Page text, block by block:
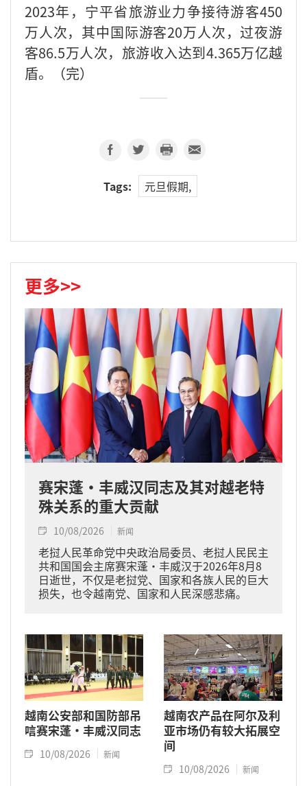
2023年，宁平省旅游业力争接待游客450
万人次，其中国际游客20万人次，过夜游
客86.5万人次，旅游收入达到4.365万亿越
盾。（完）
Tags: 元旦假期,
更多>>
赛宋蓬·丰威汉同志及其对越老特
殊关系的重大贡献
10/08/2026 新闻
老挝人民革命党中央政治局委员、老挝人民民主
共和国国会主席赛宋蓬·丰威汉于2026年8月8
日逝世，不仅是老挝党、国家和各族人民的巨大
损失，也令越南党、国家和人民深感悲痛。
越南公安部和国防部吊
唁赛宋蓬·丰威汉同志
10/08/2026 新闻
越南农产品在阿尔及利
亚市场仍有较大拓展空
间
10/08/2026 新闻